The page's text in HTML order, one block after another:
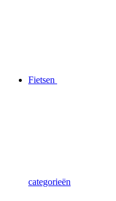
Fietsen
categorieën